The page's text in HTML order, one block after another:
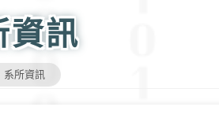
資訊
系所資訊